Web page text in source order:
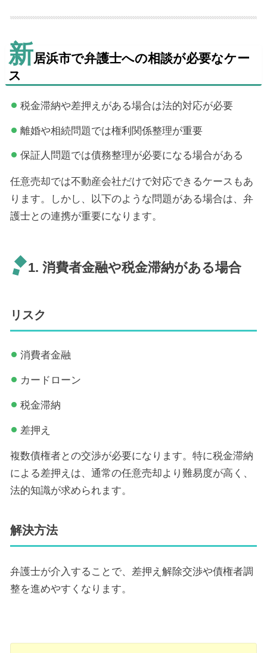
新居浜市で弁護士への相談が必要なケー
ス
税金滞納や差押えがある場合は法的対応が必要
離婚や相続問題では権利関係整理が重要
保証人問題では債務整理が必要になる場合がある
任意売却では不動産会社だけで対応できるケースもあ
ります。しかし、以下のような問題がある場合は、弁
護士との連携が重要になります。
1. 消費者金融や税金滞納がある場合
リスク
消費者金融
カードローン
税金滞納
差押え
複数債権者との交渉が必要になります。特に税金滞納
による差押えは、通常の任意売却より難易度が高く、
法的知識が求められます。
解決方法
弁護士が介入することで、差押え解除交渉や債権者調
整を進めやすくなります。